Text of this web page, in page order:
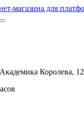
Королева, 12